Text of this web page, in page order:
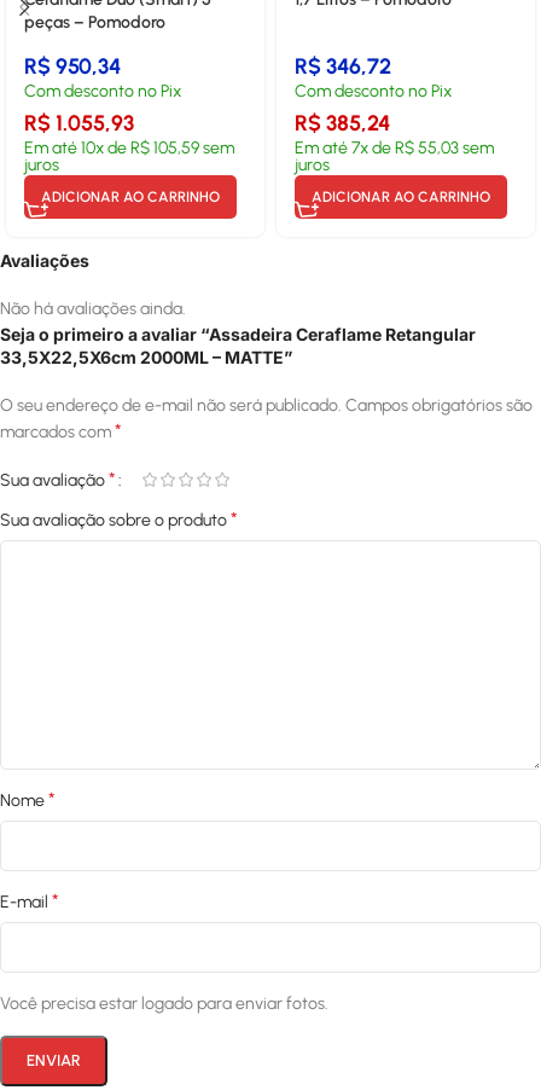
peças – Pomodoro
R$950,34
Com desconto no Pix
R$1.055,93
Em até10x deR$105,59sem
juros
ADICIONAR AO CARRINHO
R$346,72
Com desconto no Pix
R$385,24
Em até7x deR$55,03sem
juros
ADICIONAR AO CARRINHO
Avaliações
Não há avaliações ainda.
Seja o primeiro a avaliar “Assadeira Ceraflame Retangular
33,5X22,5X6cm 2000ML – MATTE”
O seu endereço de e-mail não será publicado. Campos obrigatórios são
marcados com*
Sua avaliação*
Sua avaliação sobre o produto*
Nome*
E-mail *
Você precisa estar logado para enviar fotos.